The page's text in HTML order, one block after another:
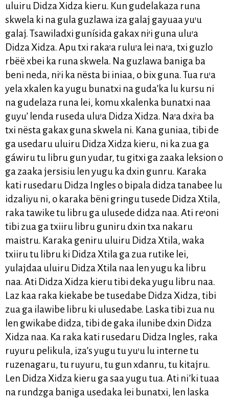
uluiru Didza Xidza kieru. Kun gudelakaza runa
skwela ki na gula guzlawa iza galaj gayuaa yu’u
galaj. Tsawiladxi gunísida gakax ni’i guna ulu’a
Didza Xidza. Apu txi raka’a rulu’a lei na’a, txi guzlo
rbëë xbei ka runa skwela. Na guzlawa baniga ba
beni neda, ni’i ka nësta bi iniaa, o bix guna. Tua ru’a
yela xkalen ka yugu bunatxi na guda’ka lu kursu ni
na gudelaza runa lei, komu xkalenka bunatxi naa
guyu’ lenda ruseda ulu’a Didza Xidza. Na’a dxi’a ba
txi nësta gakax guna skwela ni. Kana guniaa, tibi de
ga usedaru uluiru Didza Xidza kieru, ni ka zua ga
gáwiru tu libru gun yudar, tu gitxi ga zaaka leksion o
ga zaaka jersisiu len yugu ka dxin gunru. Karaka
kati rusedaru Didza Ingles o bipala didza tanabee lu
idzaliyu ni, o karaka bëni gringu tusede Didza Xtila,
raka tawike tu libru ga ulusede didza naa. Ati re’oni
tibi zua ga txiiru libru guniru dxin txa nakaru
maistru. Karaka geniru uluiru Didza Xtila, waka
txiiru tu libru ki Didza Xtila ga zua rutike lei,
yulajdaa uluiru Didza Xtila naa len yugu ka libru
naa. Ati Didza Xidza kieru tibi deka yugu libru naa.
Laz kaa raka kiekabe be tusedabe Didza Xidza, tibi
zua ga ilawibe libru ki ulusedabe. Laska tibi zua nu
len gwikabe didza, tibi de gaka ilunibe dxin Didza
Xidza naa. Ka raka kati rusedaru Didza Ingles, raka
ruyuru pelikula, iza’s yugu tu yu’u lu interne tu
ruzenagaru, tu ruyuru, tu gun xdanru, tu kitajru.
Len Didza Xidza kieru ga saa yugu tua. Ati ni’ki tuaa
na rundzga baniga usedaka lei bunatxi, len laska